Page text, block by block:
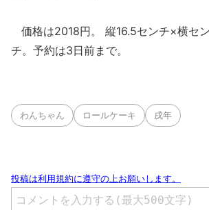
価格は2018円。 縦16.5センチ×横セ
チ。予約は3日前まで。
わんちゃん ロールケーキ 戌年